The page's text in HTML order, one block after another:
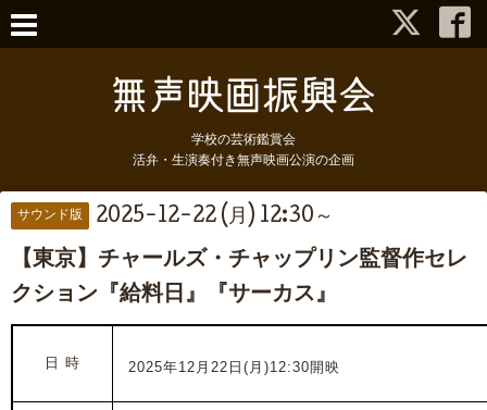
学校の芸術鑑賞会
活弁・生演奏付き無声映画公演の企画
サウンド版 2025-12-22 (月) 12:30～
【東京】チャールズ・チャップリン監督作セレ
クション『給料日』『サーカス』
日 時 2025年12月22日(月)12:30開映